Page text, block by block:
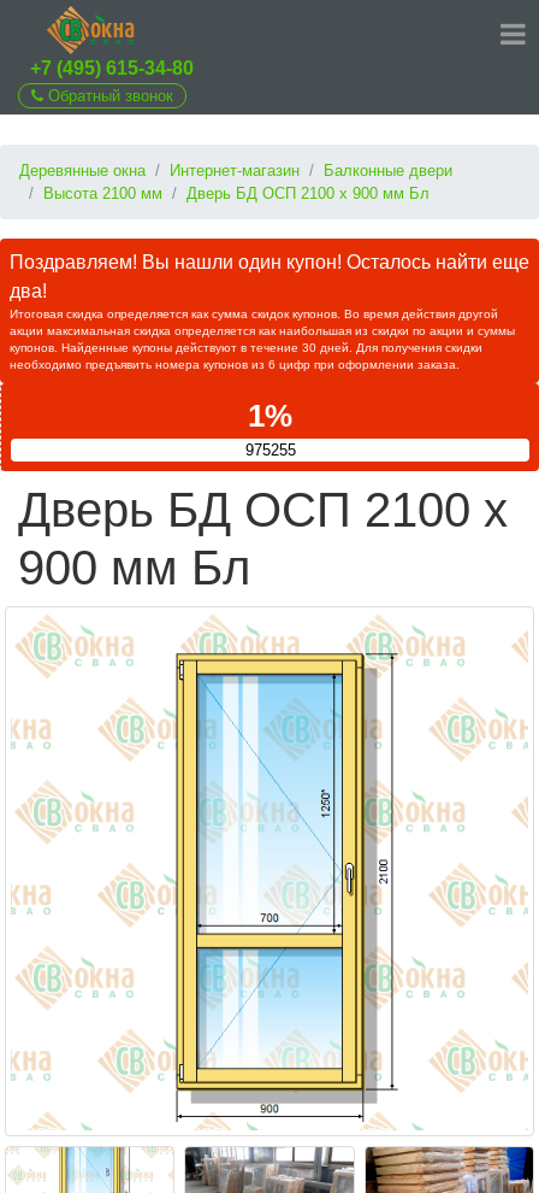
+7 (495) 615-34-80
Обратный звонок
Деревянные окна Интернет-магазин
Балконные двери
Высота 2100 мм
Дверь БД ОСП 2100 х 900 мм Бл
Поздравляем! Вы нашли один купон! Осталось найти еще
два!
Итоговая скидка определяется как сумма скидок купонов. Во время действия другой
акции максимальная скидка определяется как наибольшая из скидки по акции и суммы
купонов. Найденные купоны действуют в течение 30 дней. Для получения скидки
необходимо предъявить номера купонов из 6 цифр при оформлении заказа.
1%
975255
Дверь БД ОСП 2100 х
900 мм Бл